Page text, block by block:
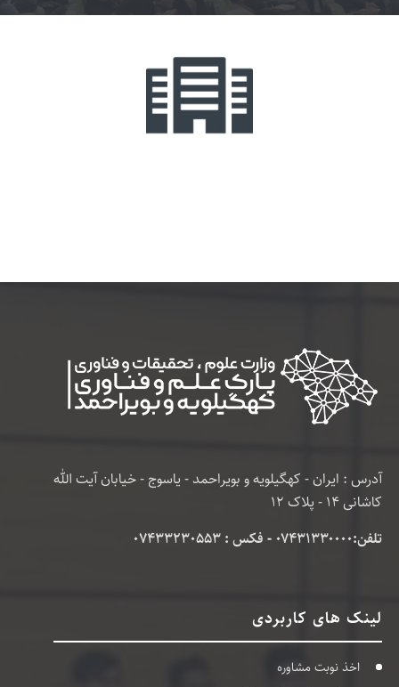
آدرس : ایران - کهگیلویه و بویراحمد - یاسوج - خیابان آیت الله
کاشانی 14 - پلاک 12
تلفن:۰۷۴۳۱۳۳۰۰۰۰ - فکس : 07433230553
لینک های کاربردی
اخذ نوبت مشاوره